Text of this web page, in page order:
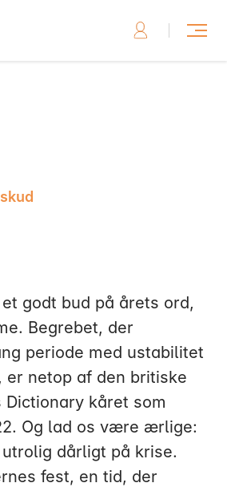
godt bud på årets ord,
Begrebet, der
periode med ustabilitet
er netop af den britiske
kåret som
Og lad os være ærlige:
dårligt på krise.
fest, en tid, der
har brug for hjælp
har brug for hjælp